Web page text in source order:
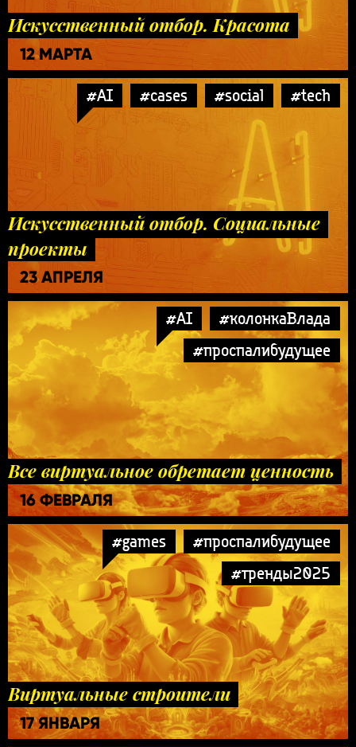
Искусственный отбор. Красота
12 МАРТА
#AI #cases #social #tech
Искусственный отбор. Социальные
проекты
23 АПРЕЛЯ
#AI
#колонкаВлада
#проспалибудущее
Все виртуальное обретает ценность
16 ФЕВРАЛЯ
#games
#проспалибудущее
#тренды2025
Виртуальные строители
17 ЯНВАРЯ